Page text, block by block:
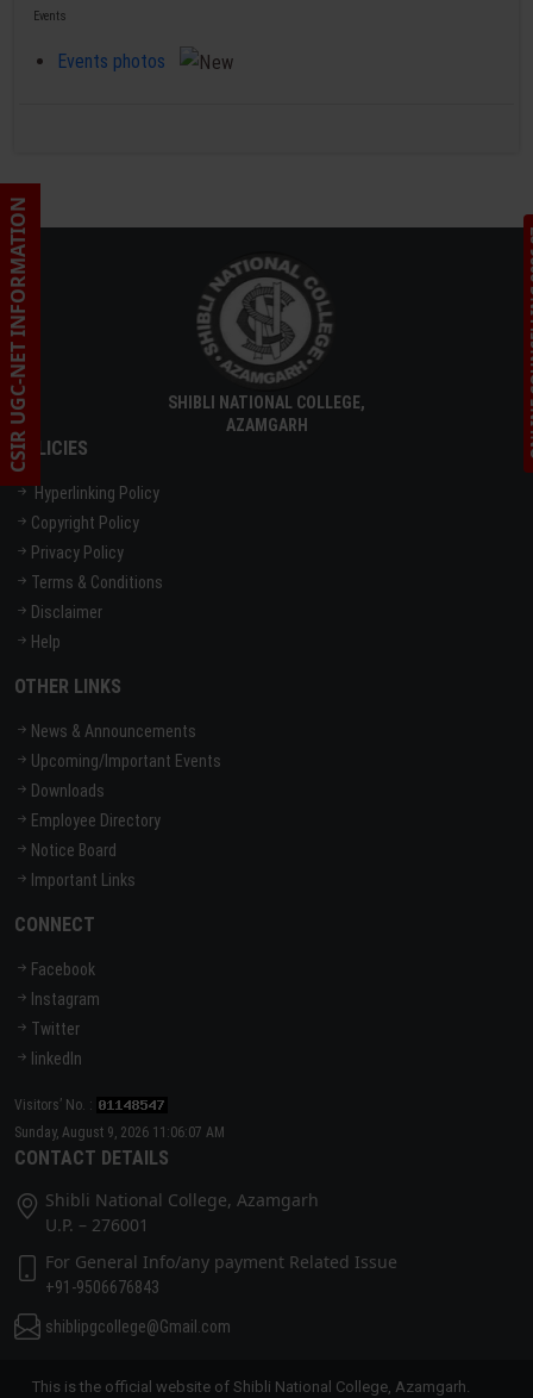
Events
Events photos
CSIR UGC-NET INFORMATION
SHIBLI NATIONAL COLLEGE,
AZAMGARH
POLICIES
Hyperlinking Policy
Copyright Policy
Privacy Policy
Terms & Conditions
Disclaimer
Help
OTHER LINKS
News & Announcements
Upcoming/Important Events
Downloads
Employee Directory
Notice Board
Important Links
CONNECT
Facebook
Instagram
Twitter
linkedIn
Visitors’ No. :
Sunday, August 9, 2026 11:06:07 AM
CONTACT DETAILS
Shibli National College, Azamgarh
U.P. – 276001
For General Info/any payment Related Issue
+91-9506676843
shiblipgcollege@Gmail.com
This is the official website of Shibli National College, Azamgarh.